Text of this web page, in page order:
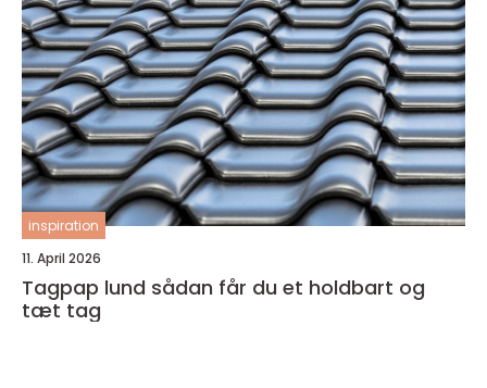
inspiration
11. April 2026
Tagpap lund sådan får du et holdbart og
tæt tag